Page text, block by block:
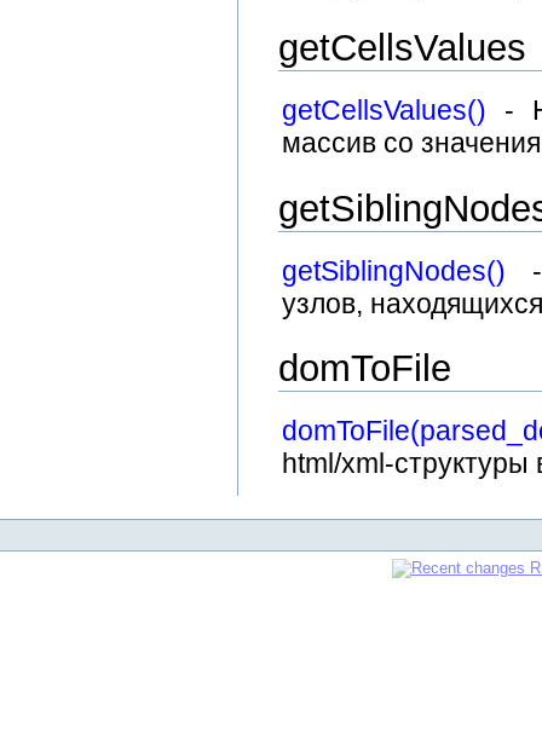
getCellsValues
getCellsValues() -
массив со
getSiblingNodes() -
узлов,
domToFile
html/xml-